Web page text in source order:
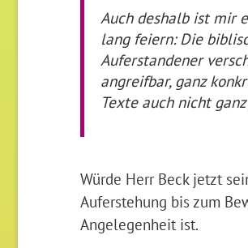
Auch deshalb ist mir
lang feiern: Die
Auferstandener
angreifbar, ganz
Texte auch nicht
Würde Herr Beck jetzt
Auferstehung bis zum
Angelegenheit ist.